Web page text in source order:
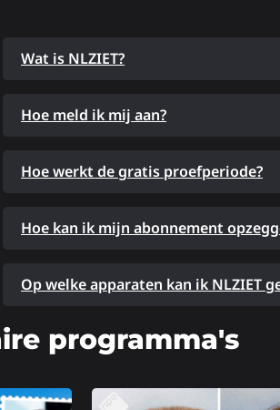
Wat is NLZIET?
Hoe meld ik mij aan?
Hoe werkt de gratis proefperiode?
Hoe kan ik mijn abonnement
Op welke apparaten kan ik NLZIET
programma's